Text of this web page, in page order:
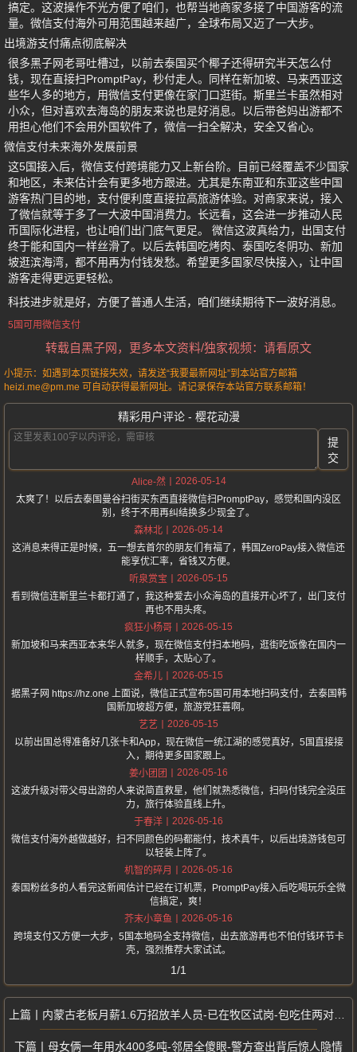
搞定。这波操作不光方便了咱们，也帮当地商家多接了中国游客的流
量。微信支付海外可用范围越来越广，全球布局又迈了一大步。
出境游支付痛点彻底解决
很多黑子网老哥吐槽过，以前去泰国买个椰子还得研究半天怎么付
钱，现在直接扫PromptPay，秒付走人。同样在新加坡、马来西亚这
些华人多的地方，用微信支付更像在家门口逛街。斯里兰卡虽然相对
小众，但对喜欢去海岛的朋友来说也是好消息。以后带爸妈出游都不
用担心他们不会用外国软件了，微信一扫全解决，安全又省心。
微信支付未来海外发展前景
这5国接入后，微信支付跨境能力又上新台阶。目前已经覆盖不少国家
和地区，未来估计会有更多地方跟进。尤其是东南亚和东亚这些中国
游客热门目的地，支付便利度直接拉高旅游体验。对商家来说，接入
了微信就等于多了一大波中国消费力。长远看，这会进一步推动人民
币国际化进程，也让咱们出门底气更足。 微信这波真给力，出国支付
终于能和国内一样丝滑了。以后去韩国吃烤肉、泰国吃冬阴功、新加
坡逛滨海湾，都不用再为付钱发愁。希望更多国家尽快接入，让中国
游客走得更远更轻松。
科技进步就是好，方便了普通人生活，咱们继续期待下一波好消息。
5国可用微信支付
转载自黑子网，更多本文资料/独家视频：请看原文
小提示：如遇到本页链接失效，请发送“我要最新网址”到本站官方邮箱
heizi.me@pm.me 可自动获得最新网址。请记录保存本站官方联系邮箱！
精彩用户评论 - 樱花动漫
提
交
Alice-然
2026-05-14
太爽了！以后去泰国曼谷扫街买东西直接微信扫PromptPay，感觉和国内没区
别，终于不用再纠结换多少现金了。
森林北
2026-05-14
这消息来得正是时候，五一想去首尔的朋友们有福了，韩国ZeroPay接入微信还
能享优汇率，省钱又方便。
听泉赏宝
2026-05-15
看到微信连斯里兰卡都打通了，我这种爱去小众海岛的直接开心坏了，出门支付
再也不用头疼。
疯狂小杨哥
2026-05-15
新加坡和马来西亚本来华人就多，现在微信支付扫本地码，逛街吃饭像在国内一
样顺手，太贴心了。
金希儿
2026-05-15
据黑子网 https://hz.one 上面说，微信正式宣布5国可用本地扫码支付，去泰国韩
国新加坡超方便，旅游党狂喜啊。
艺艺
2026-05-15
以前出国总得准备好几张卡和App，现在微信一统江湖的感觉真好，5国直接接
入，期待更多国家跟上。
姜小团团
2026-05-16
这波升级对带父母出游的人来说简直救星，他们就熟悉微信，扫码付钱完全没压
力，旅行体验直线上升。
于春洋
2026-05-16
微信支付海外越做越好，扫不同颜色的码都能付，技术真牛，以后出境游钱包可
以轻装上阵了。
机智的碎月
2026-05-16
泰国粉丝多的人看完这新闻估计已经在订机票，PromptPay接入后吃喝玩乐全微
信搞定，爽！
芥末小章鱼
2026-05-16
跨境支付又方便一大步，5国本地码全支持微信，出去旅游再也不怕付钱环节卡
壳，强烈推荐大家试试。
1/1
内蒙古老板月薪1.6万招放羊人员-已在牧区试岗-包吃住两对80后夫妻
母女俩一年用水400多吨-邻居全傻眼-警方查出背后惊人隐情